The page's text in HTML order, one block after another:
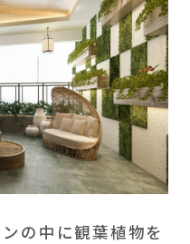
の中に観葉植物を